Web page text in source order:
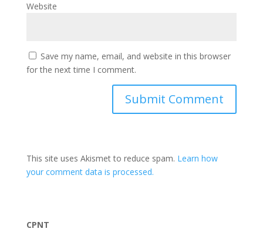
Website
Save my name, email, and website in this browser
for the next time I comment.
This site uses Akismet to reduce spam. Learn how
your comment data is processed.
CPNT